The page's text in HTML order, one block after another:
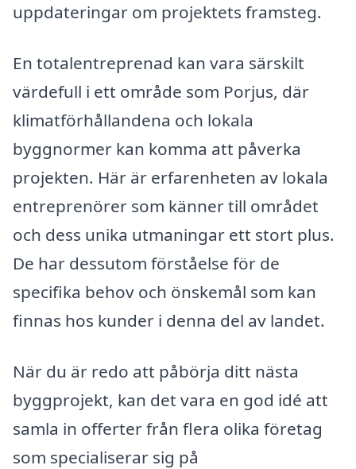
uppdateringar om projektets framsteg.
En totalentreprenad kan vara särskilt
värdefull i ett område som Porjus, där
klimatförhållandena och lokala
byggnormer kan komma att påverka
projekten. Här är erfarenheten av lokala
entreprenörer som känner till området
och dess unika utmaningar ett stort plus.
De har dessutom förståelse för de
specifika behov och önskemål som kan
finnas hos kunder i denna del av landet.
När du är redo att påbörja ditt nästa
byggprojekt, kan det vara en god idé att
samla in offerter från flera olika företag
som specialiserar sig på